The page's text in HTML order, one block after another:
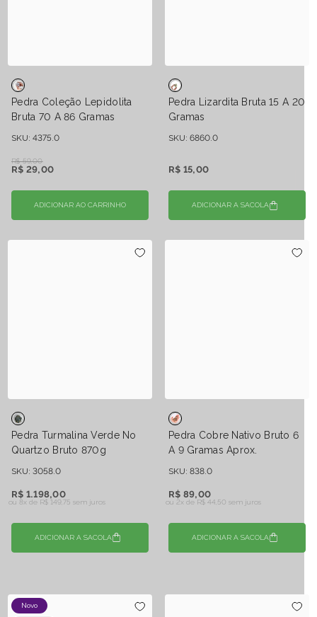
Pedra Coleção Lepidolita
Bruta 70 A 86 Gramas
SKU: 4375.0
R$ 59,00
R$ 29,00
ADICIONAR AO CARRINHO
Pedra Lizardita Bruta 15 A 20
Gramas
SKU: 6860.0
R$ 15,00
ADICIONAR A SACOLA
Pedra Turmalina Verde No
Quartzo Bruto 870g
SKU: 3058.0
R$ 1.198,00
ou 8x de R$ 149,75 sem juros
ADICIONAR A SACOLA
Pedra Cobre Nativo Bruto 6
A 9 Gramas Aprox.
SKU: 838.0
R$ 89,00
ou 2x de R$ 44,50 sem juros
ADICIONAR A SACOLA
Novo